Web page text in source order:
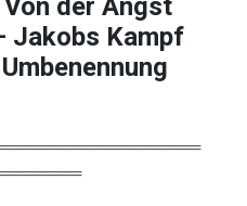
Von derAngst
Jakobs Kampf
Umbenennung